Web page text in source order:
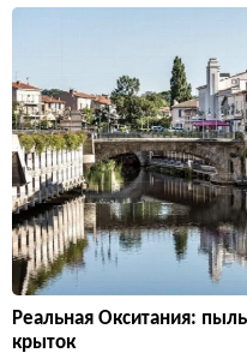
Реальная Окситания:
крыток